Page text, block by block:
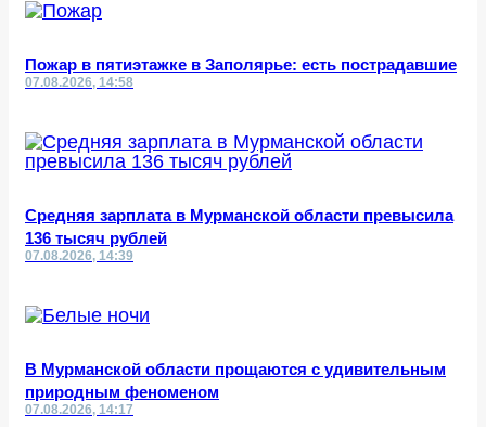
Пожар в пятиэтажке в Заполярье: есть пострадавшие
07.08.2026, 14:58
Средняя зарплата в Мурманской области превысила
136 тысяч рублей
07.08.2026, 14:39
В Мурманской области прощаются с удивительным
природным феноменом
07.08.2026, 14:17